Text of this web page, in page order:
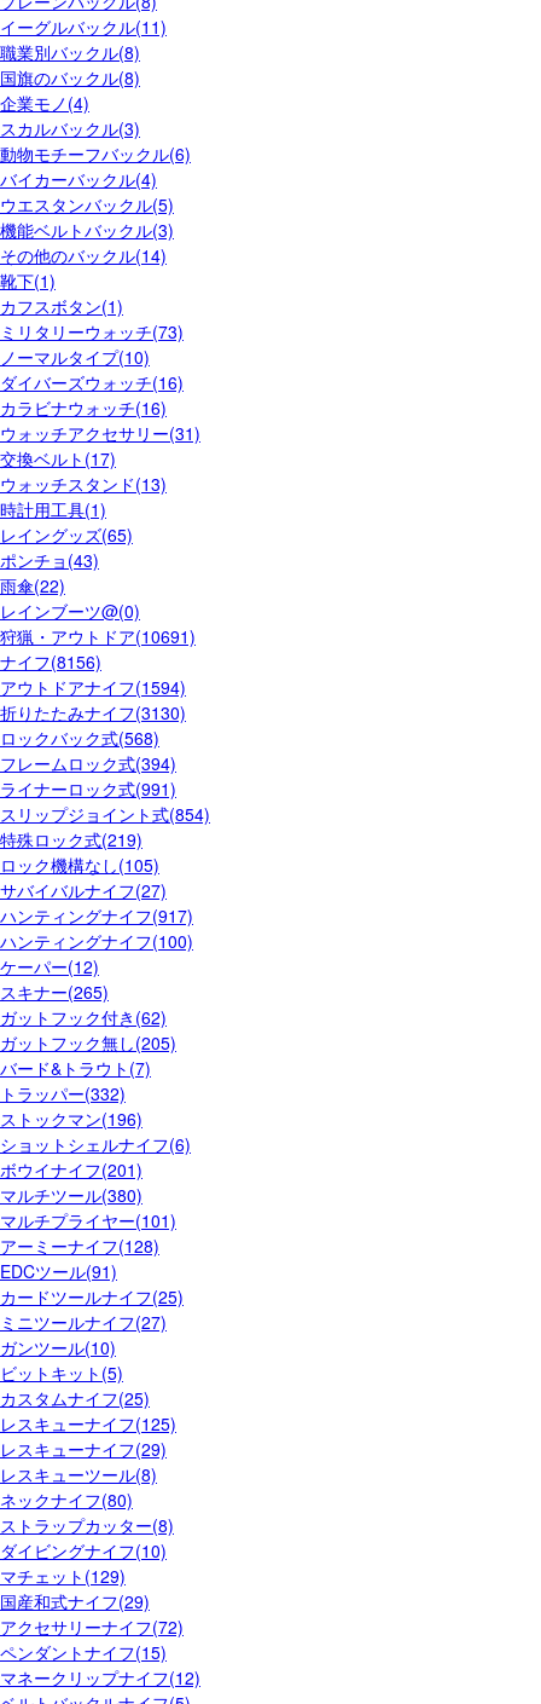
イーグルバックル(11)
職業別バックル(8)
国旗のバックル(8)
企業モノ(4)
スカルバックル(3)
動物モチーフバックル(6)
バイカーバックル(4)
ウエスタンバックル(5)
機能ベルトバックル(3)
その他のバックル(14)
靴下(1)
カフスボタン(1)
ミリタリーウォッチ(73)
ノーマルタイプ(10)
ダイバーズウォッチ(16)
カラビナウォッチ(16)
ウォッチアクセサリー(31)
交換ベルト(17)
ウォッチスタンド(13)
時計用工具(1)
レイングッズ(65)
ポンチョ(43)
雨傘(22)
レインブーツ@(0)
狩猟・アウトドア(10691)
ナイフ(8156)
アウトドアナイフ(1594)
折りたたみナイフ(3130)
ロックバック式(568)
フレームロック式(394)
ライナーロック式(991)
スリップジョイント式(854)
特殊ロック式(219)
ロック機構なし(105)
サバイバルナイフ(27)
ハンティングナイフ(917)
ハンティングナイフ(100)
ケーパー(12)
スキナー(265)
ガットフック付き(62)
ガットフック無し(205)
バード&トラウト(7)
トラッパー(332)
ストックマン(196)
ショットシェルナイフ(6)
ボウイナイフ(201)
マルチツール(380)
マルチプライヤー(101)
アーミーナイフ(128)
EDCツール(91)
カードツールナイフ(25)
ミニツールナイフ(27)
ガンツール(10)
ビットキット(5)
カスタムナイフ(25)
レスキューナイフ(125)
レスキューナイフ(29)
レスキューツール(8)
ネックナイフ(80)
ストラップカッター(8)
ダイビングナイフ(10)
マチェット(129)
国産和式ナイフ(29)
アクセサリーナイフ(72)
ペンダントナイフ(15)
マネークリップナイフ(12)